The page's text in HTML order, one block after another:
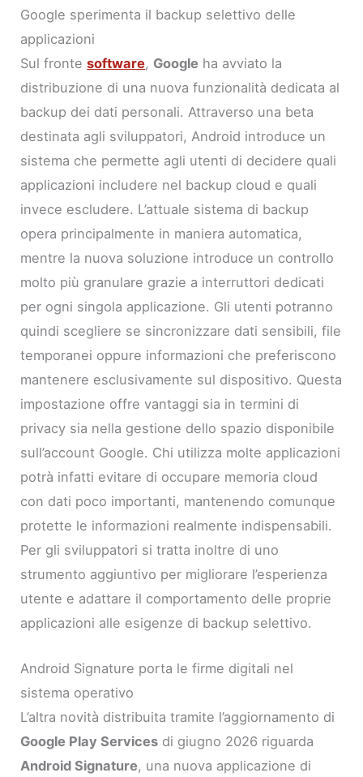
Google sperimenta il backup selettivo delle
applicazioni
Sul frontesoftware, Google ha avviato la
distribuzione di una nuova funzionalità dedicata al
backup dei dati personali. Attraverso una beta
destinata agli sviluppatori, Android introduce un
sistema che permette agli utenti di decidere quali
applicazioni includere nel backup cloud e quali
invece escludere. L’attuale sistema di backup
opera principalmente in maniera automatica,
mentre la nuova soluzione introduce un controllo
molto più granulare grazie a interruttori dedicati
per ogni singola applicazione. Gli utenti potranno
quindi scegliere se sincronizzare dati sensibili, file
temporanei oppure informazioni che preferiscono
mantenere esclusivamente sul dispositivo. Questa
impostazione offre vantaggi sia in termini di
privacy sia nella gestione dello spazio disponibile
sull’account Google. Chi utilizza molte applicazioni
potrà infatti evitare di occupare memoria cloud
con dati poco importanti, mantenendo comunque
protette le informazioni realmente indispensabili.
Per gli sviluppatori si tratta inoltre di uno
strumento aggiuntivo per migliorare l’esperienza
utente e adattare il comportamento delle proprie
applicazioni alle esigenze di backup selettivo.
Android Signature porta le firme digitali nel
sistema operativo
L’altra novità distribuita tramite l’aggiornamento di
Google Play Services di giugno 2026 riguarda
Android Signature, una nuova applicazione di